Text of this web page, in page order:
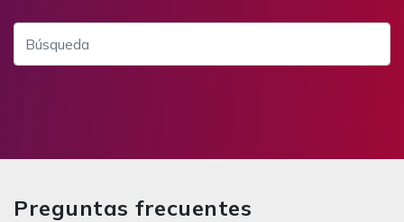
Preguntas frecuentes